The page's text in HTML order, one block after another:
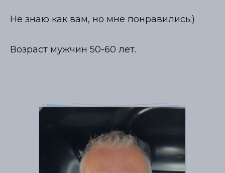
Не знаю как вам, но мне понравились:)
Возраст мужчин 50-60 лет.